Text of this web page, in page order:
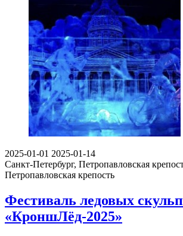
2025-01-01 2025-01-14
Санкт-Петербург, Петропавловская
Петропавловская крепость
Фестиваль ледовых
«КроншЛёд-2025»